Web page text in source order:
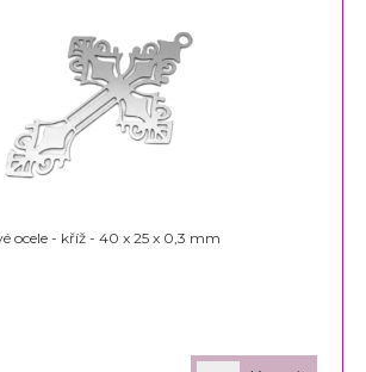
ocele - kříž - 40 x 25 x 0,3 mm